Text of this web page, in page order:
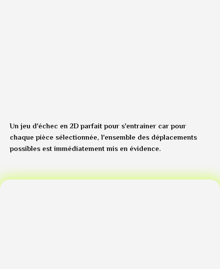
Un jeu d'échec en 2D parfait pour s'entrainer car pour
chaque pièce sélectionnée, l'ensemble des déplacements
possibles est immédiatement mis en évidence.